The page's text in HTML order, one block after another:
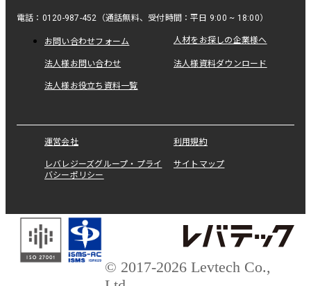
電話：0120-987-452（通話無料、受付時間：平日 9:00 ~ 18:00）
お問い合わせフォーム 人材をお探しの企業様へ
法人様お問い合わせ 法人様資料ダウンロード
法人様お役立ち資料一覧
運営会社 利用規約
レバレジーズグループ・プライ
バシーポリシー
サイトマップ
© 2017-2026 Levtech Co.,